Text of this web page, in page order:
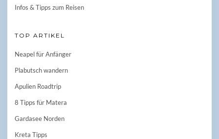
Infos & Tipps zum Reisen
TOP ARTIKEL
Neapel für Anfänger
Plabutsch wandern
Apulien Roadtrip
8 Tipps für Matera
Gardasee Norden
Kreta Tipps